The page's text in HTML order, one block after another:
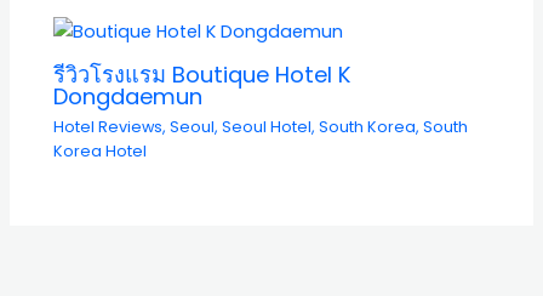
รีวิวโรงแรม Boutique Hotel K
Dongdaemun
Hotel Reviews,Seoul,Seoul Hotel,South Korea,South
Korea Hotel